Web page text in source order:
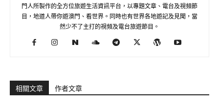
門人所製作的全方位旅遊生活資訊平台，以專題文章、電台及視頻節
目，地道人帶你遊澳門、看世界。同時也有世界各地遊記及見聞，當
然少不了主打的視頻及電台旅遊節目。
相關文章 作者文章